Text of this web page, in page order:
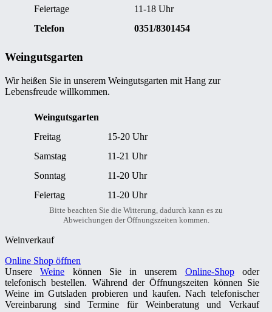
Feiertage
11-18 Uhr
Telefon
0351/8301454
Weingutsgarten
Wir heißen Sie in unserem Weingutsgarten mit Hang zur
Lebensfreude willkommen.
Weingutsgarten
Freitag
15-20 Uhr
Samstag
11-21 Uhr
Sonntag
11-20 Uhr
Feiertag
11-20 Uhr
Bitte beachten Sie die Witterung, dadurch kann es zu
Abweichungen der Öffnungszeiten kommen.
Weinverkauf
Online Shop öffnen
UnsereWeine können Sie in unserem Online-Shopoder
telefonisch bestellen. Während der Öffnungszeiten können Sie
Weine im Gutsladen probieren und kaufen. Nach telefonischer
Vereinbarung sind Termine für Weinberatung und Verkauf